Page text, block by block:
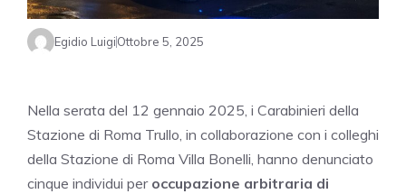
Egidio LuigiOttobre 5, 2025
Nella serata del 12 gennaio 2025, i Carabinieri della
Stazione di Roma Trullo, in collaborazione con i colleghi
della Stazione di Roma Villa Bonelli, hanno denunciato
cinque individui per occupazione arbitraria di